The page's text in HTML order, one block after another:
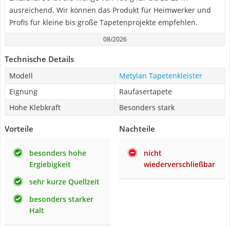
ausreichend. Wir können das Produkt für Heimwerker und
Profis für kleine bis große Tapetenprojekte empfehlen.
08/2026
Technische Details
Modell
Metylan Tapetenkleister
Eignung
Raufasertapete
Hohe Klebkraft
Besonders stark
Vorteile
besonders hohe
Ergiebigkeit
sehr kurze Quellzeit
besonders starker
Halt
Nachteile
nicht
wiederverschließbar